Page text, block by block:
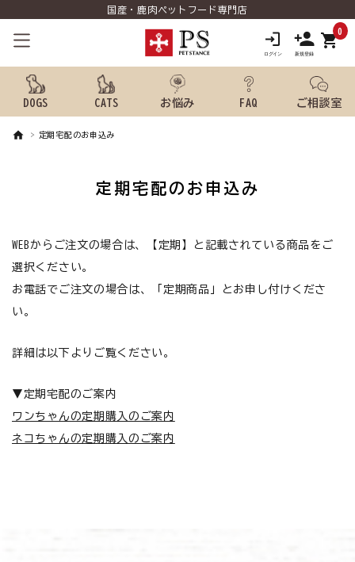
国産・鹿肉ペットフード専門店
shopping_cart0
DOGS CATS お悩み FAQ ご相談室
meeting_room ログイン person 新規会員登録
犬用品から探す
ご利用ガイド
定期宅配のお申込み
定期宅配のお申込み
WEBからご注文の場合は、【定期】と記載されている商品をご
選択ください。
お電話でご注文の場合は、「定期商品」とお申し付けくださ
い。
詳細は以下よりご覧ください。
▼定期宅配のご案内
ワンちゃんの定期購入のご案内
ネコちゃんの定期購入のご案内